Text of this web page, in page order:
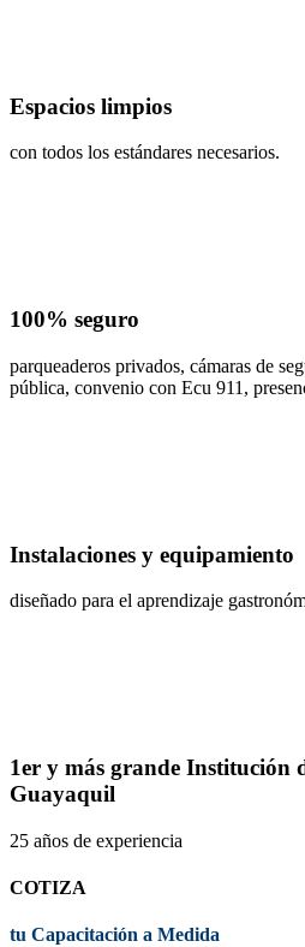
Espacios limpios
con todos los estándares necesarios.
100% seguro
parqueaderos privados, cámaras de
pública, convenio con Ecu 911,
Instalaciones y equipamiento
diseñado para el aprendizaje
1er y más grande Institución
Guayaquil
25 años de experiencia
COTIZA
tu Capacitación a Medida